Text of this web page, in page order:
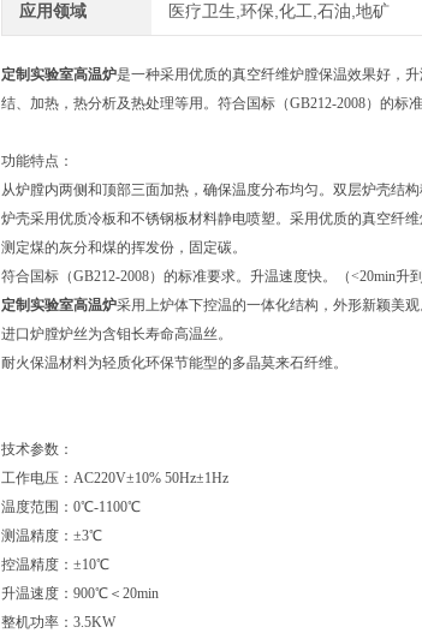
应用领域 医疗卫生,环保,化工,石油,地矿
定制实验室高温炉是一种采用优质的真空纤维炉膛保温效果好，
结、加热，热分析及热处理等用。符合国标（GB212-2008）的标准
功能特点：
从炉膛内两侧和顶部三面加热，确保温度分布均匀。双层炉壳结构
炉壳采用优质冷板和不锈钢板材料静电喷塑。采用优质的真空纤
测定煤的灰分和煤的挥发份，固定碳。
符合国标（GB212-2008）的标准要求。升温速度快。（<20min升到
定制实验室高温炉采用上炉体下控温的一体化结构，外形新颖美观
进口炉膛炉丝为含钼长寿命高温丝。
耐火保温材料为轻质化环保节能型的多晶莫来石纤维。
技术参数：
工作电压：AC220V±10% 50Hz±1Hz
温度范围：0℃-1100℃
测温精度：±3℃
控温精度：±10℃
升温速度：900℃＜20min
整机功率：3.5KW